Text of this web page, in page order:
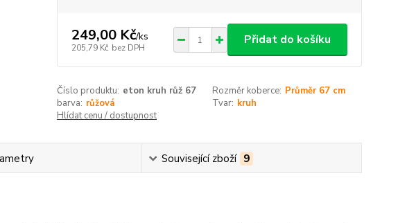
249,00 Kč/ks
205,79 Kč bez DPH
Přidat do košíku
Číslo produktu: eton kruh růž 67 Rozměr koberce: Průměr 67 cm
barva: růžová Tvar: kruh
Hlídat cenu / dostupnost
Související zboží 9